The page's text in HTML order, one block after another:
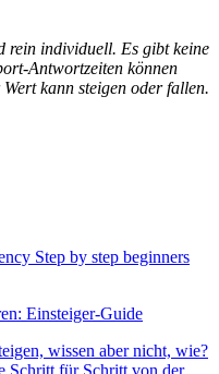
rein individuell. Es gibt keine
Antwortzeiten können
kann steigen oder fallen.
Einsteiger-Guide
wissen aber nicht, wie?